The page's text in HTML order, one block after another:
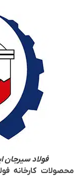
فولاد سیرجان
محصولات کارخانه